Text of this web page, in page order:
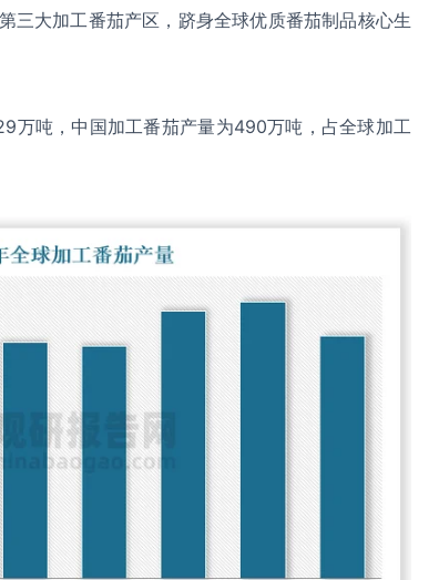
三大加工番茄产区，跻身全球优质番茄制品核心生
万吨，中国加工番茄产量为490万吨，占全球加工